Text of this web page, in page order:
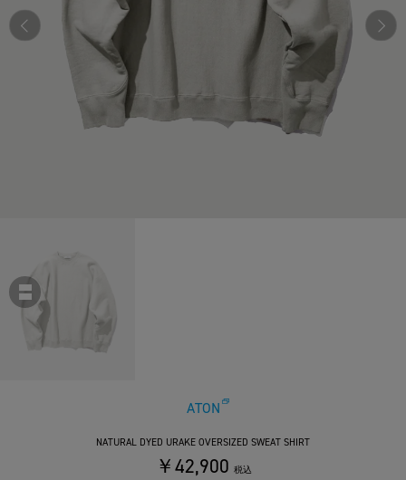
ATON
NATURAL DYED URAKE OVERSIZED SWEAT SHIRT
￥42,900 税込